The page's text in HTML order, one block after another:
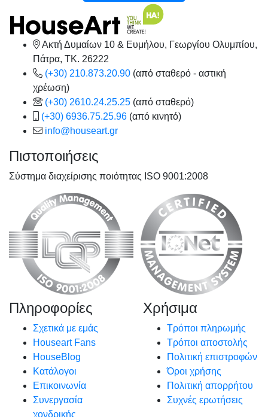
Ακτή Δυμαίων 10 & Ευμήλου, Γεωργίου Ολυμπίου,
Πάτρα, TK. 26222
(+30) 210.873.20.90 (από σταθερό - αστική
χρέωση)
(+30) 2610.24.25.25 (από σταθερό)
(+30) 6936.75.25.96 (από κινητό)
info@houseart.gr
Πιστοποιήσεις
Σύστημα διαχείρισης ποιότητας ISO 9001:2008
Πληροφορίες
Σχετικά με εμάς
Houseart Fans
HouseBlog
Κατάλογοι
Επικοινωνία
Συνεργασία
χονδρικής
Χρήσιμα
Τρόποι πληρωμής
Τρόποι αποστολής
Πολιτική επιστροφών
Όροι χρήσης
Πολιτική απορρήτου
Συχνές ερωτήσεις